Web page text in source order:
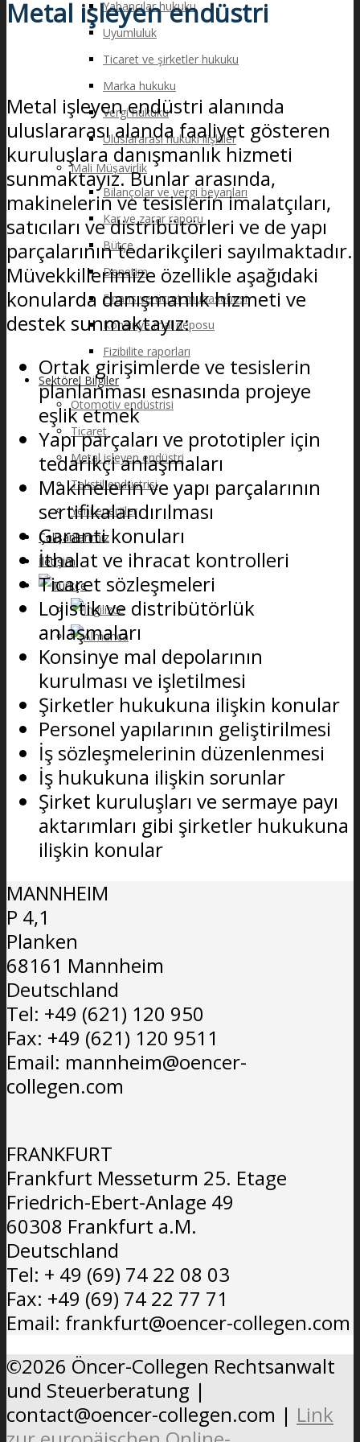
Yabancılar hukuku
Uyumluluk
Ticaret ve şirketler hukuku
Marka hukuku
Vergi hukuku
Uluslararası hukuki ilişkiler
Mali Müşavirlik
Bilançolar ve vergi beyanları
Kar ve zarar raporu
Bütçe
Denetim
Finans ve ücret muhasebesi
Konsinye mal deposu
Fizibilite raporları
Sektörel Bilgiler
Otomotiv endüstrisi
Ticaret
Metal işleyen endüstri
Tekstil endüstrisi
Yeni enerjiler
Çalışanlarımız
İletişim
Metal işleyen endüstri
Metal işleyen endüstri alanında
uluslararası alanda faaliyet gösteren
kuruluşlara danışmanlık hizmeti
sunmaktayız. Bunlar arasında,
makinelerin ve tesislerin imalatçıları,
satıcıları ve distribütörleri ve de yapı
parçalarının tedarikçileri sayılmaktadır.
Müvekkillerimize özellikle aşağıdaki
konularda danışmanlık hizmeti ve
destek sunmaktayız:
Ortak girişimlerde ve tesislerin
planlanması esnasında projeye
eşlik etmek
Yapı parçaları ve prototipler için
tedarikçi anlaşmaları
Makinelerin ve yapı parçalarının
sertifikalandırılması
Garanti konuları
İthalat ve ihracat kontrolleri
Ticaret sözleşmeleri
Lojistik ve distribütörlük
anlaşmaları
Konsinye mal depolarının
kurulması ve işletilmesi
Şirketler hukukuna ilişkin konular
Personel yapılarının geliştirilmesi
İş sözleşmelerinin düzenlenmesi
İş hukukuna ilişkin sorunlar
Şirket kuruluşları ve sermaye payı
aktarımları gibi şirketler hukukuna
ilişkin konular
MANNHEIM
P 4,1
Planken
68161 Mannheim
Deutschland
Tel: +49 (621) 120 950
Fax: +49 (621) 120 9511
Email: mannheim@oencer-
collegen.com
FRANKFURT
Frankfurt Messeturm 25. Etage
Friedrich-Ebert-Anlage 49
60308 Frankfurt a.M.
Deutschland
Tel: + 49 (69) 74 22 08 03
Fax: +49 (69) 74 22 77 71
Email: frankfurt@oencer-collegen.com
©2026 Öncer-Collegen Rechtsanwalt
und Steuerberatung |
contact@oencer-collegen.com | Link